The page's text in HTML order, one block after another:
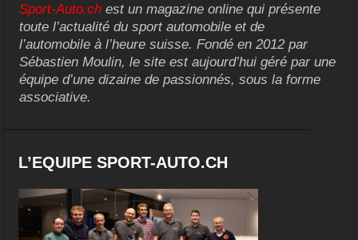
Sport-Auto.ch est un magazine online qui présente
toute l’actualité du sport automobile et de
l’automobile à l’heure suisse. Fondé en 2012 par
Sébastien Moulin, le site est aujourd’hui géré par une
équipe d’une dizaine de passionnés, sous la forme
associative.
L’EQUIPE SPORT-AUTO.CH